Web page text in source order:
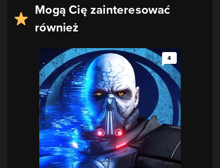
Mogą Cię zainteresować
również
4